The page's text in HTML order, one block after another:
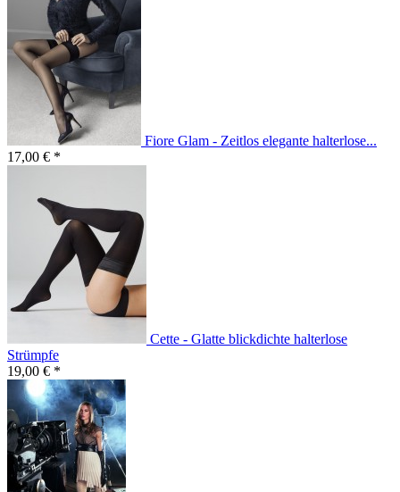
Fiore Glam - Zeitlos elegante halterlose...
17,00 € *
Cette - Glatte blickdichte halterlose
Strümpfe
19,00 € *